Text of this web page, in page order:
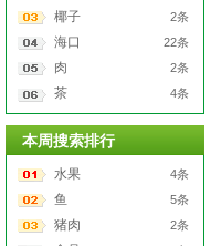
2条
椰子
22条
海口
2条
肉
4条
茶
本周搜索排行
4条
水果
5条
鱼
2条
猪肉